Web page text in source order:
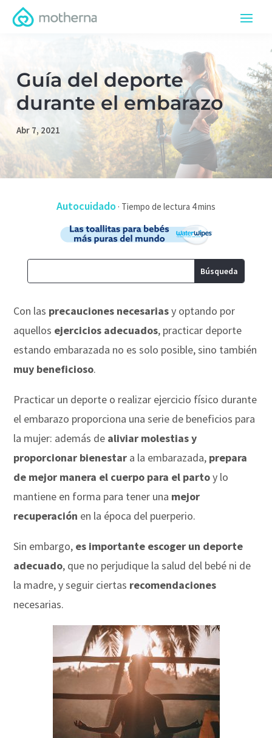
Guía del deporte
durante el embarazo
Abr 7, 2021
Autocuidado ·
Con las precauciones necesariasy optando por
aquellos ejercicios adecuados, practicar deporte
estando embarazada no es solo posible, sino también
muy beneficioso.
Practicar un deporte o realizar ejercicio físico durante
el embarazo proporciona una serie de beneficios para
la mujer: además de aliviar molestias y
proporcionar bienestar a la embarazada, prepara
de mejor manera el cuerpo para el partoy lo
mantiene en forma para tener una mejor
recuperación en la época del puerperio.
Sin embargo, es importante escoger un deporte
adecuado, que no perjudique la salud del bebé ni de
la madre, y seguir ciertas recomendaciones
necesarias.